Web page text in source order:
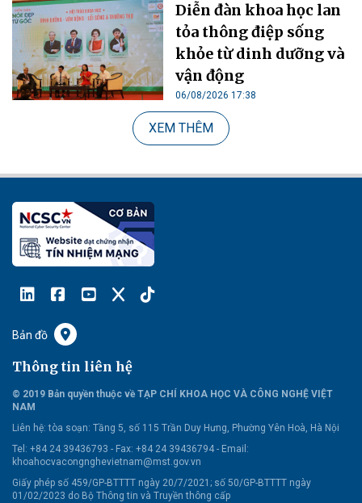
Diễn đàn khoa học lan
tỏa thông điệp sống
khỏe từ dinh dưỡng và
vận động
06/08/2026 17:38
XEM THÊM
Bản đồ
Thông tin liên hệ
© 2019 Bản quyền thuộc về TẠP CHÍ KHOA HỌC VÀ CÔNG NGHỆ VIỆT
NAM
Liên hệ: tòa soạn: Tầng 5, số 115 Trần Duy Hưng, Phường Yên Hoà, Hà Nội
Tel: +84 24 39436793 - Fax: +84 24 39436794 - Email:
khoahocvacongnghevietnam@mst.gov.vn
Giấy phép số 459/GP-BTTTT ngày 20/7/2021; số 50/GP-BTTTT ngày
01/02/2023 do Bộ Thông tin và Truyền thông cấp